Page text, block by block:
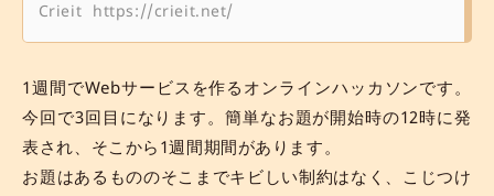
Crieit https://crieit.net/
1週間でWebサービスを作るオンラインハッカソンです。
今回で3回目になります。簡単なお題が開始時の12時に発
表され、そこから1週間期間があります。
お題はあるもののそこまでキビしい制約はなく、こじつけ